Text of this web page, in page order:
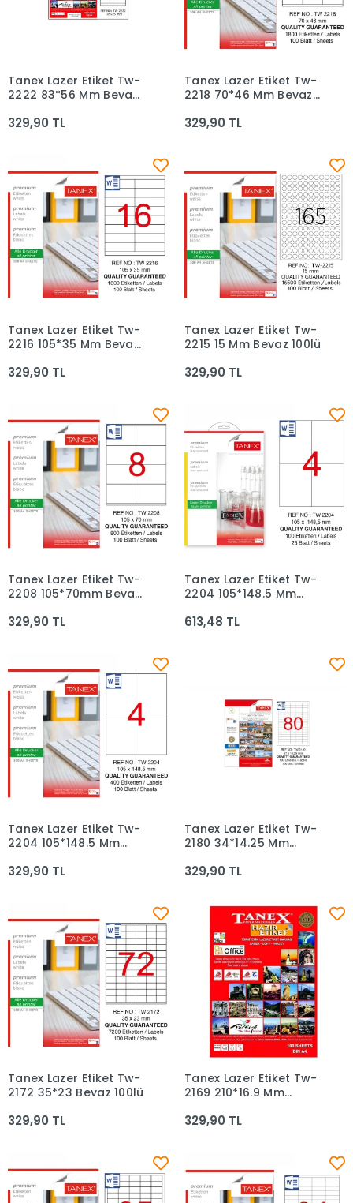
Sepete Ekle
Tanex Lazer Etiket Tw-
2222 83*56 Mm Beyaz
329,90 TL
Sepete Ekle
Tanex Lazer Etiket Tw-
2218 70*46 Mm Beyaz
329,90 TL
Sepete Ekle
Tanex Lazer Etiket Tw-
2216 105*35 Mm Beyaz
329,90 TL
Sepete Ekle
Tanex Lazer Etiket Tw-
2215 15 Mm Beyaz 100lü
329,90 TL
Sepete Ekle
Tanex Lazer Etiket Tw-
2208 105*70mm Beyaz
329,90 TL
Sepete Ekle
Tanex Lazer Etiket Tw-
2204 105*148.5 Mm
613,48 TL
Sepete Ekle
Tanex Lazer Etiket Tw-
2204 105*148.5 Mm
329,90 TL
Sepete Ekle
Tanex Lazer Etiket Tw-
2180 34*14.25 Mm
329,90 TL
Sepete Ekle
Tanex Lazer Etiket Tw-
2172 35*23 Beyaz 100lü
329,90 TL
Sepete Ekle
Tanex Lazer Etiket Tw-
2169 210*16.9 Mm
329,90 TL